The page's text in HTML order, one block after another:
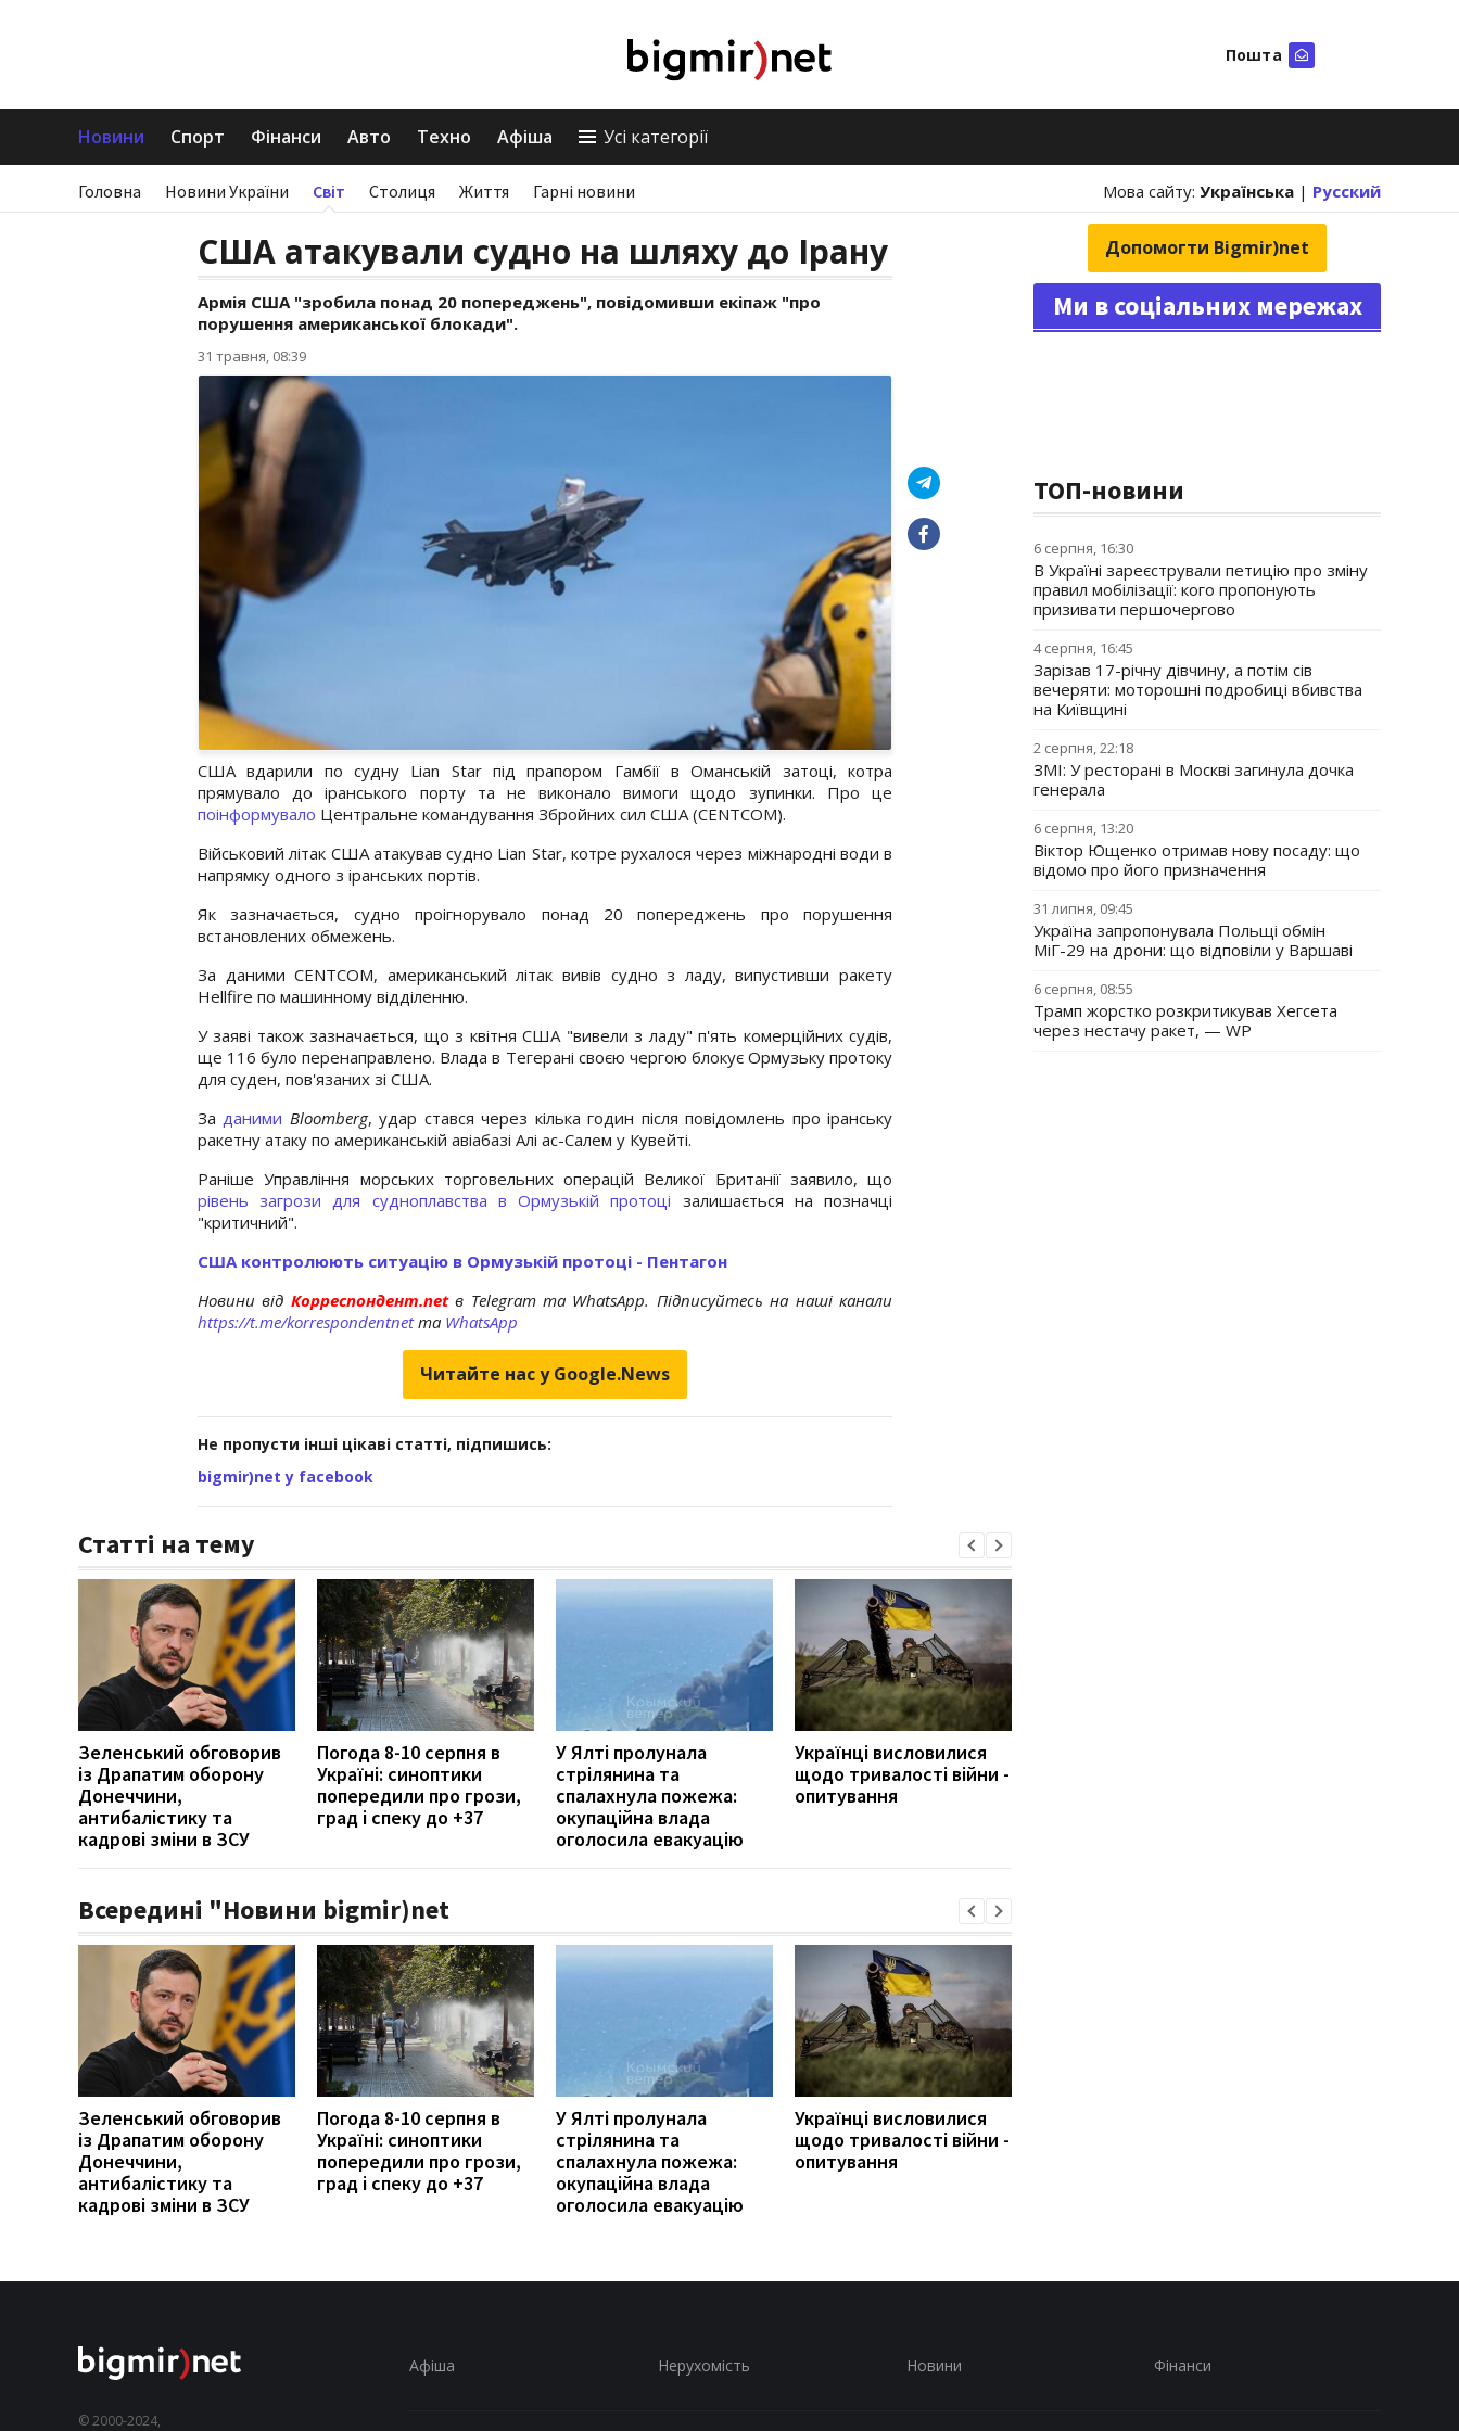
Пошта
Новини Спорт Фінанси Авто Техно Афіша Усі категорії
Головна Новини України Світ Столиця Життя Гарні новини Мова сайту: Українська | Русский
США атакували судно на шляху до Ірану
Армія США "зробила понад 20 попереджень", повідомивши екіпаж "про
порушення американської блокади".
31 травня, 08:39
США вдарили по судну Lian Star під прапором Гамбії в Оманській затоці, котра
прямувало до іранського порту та не виконало вимоги щодо зупинки. Про це
поінформувало Центральне командування Збройних сил США (CENTCOM).
Військовий літак США атакував судно Lian Star, котре рухалося через міжнародні води в
напрямку одного з іранських портів.
Як зазначається, судно проігнорувало понад 20 попереджень про порушення
встановлених обмежень.
За даними CENTCOM, американський літак вивів судно з ладу, випустивши ракету
Hellfire по машинному відділенню.
У заяві також зазначається, що з квітня США "вивели з ладу" п'ять комерційних судів,
ще 116 було перенаправлено. Влада в Тегерані своєю чергою блокує Ормузьку протоку
для суден, пов'язаних зі США.
За даними Bloomberg, удар стався через кілька годин після повідомлень про іранську
ракетну атаку по американській авіабазі Алі ас-Салем у Кувейті.
Раніше Управління морських торговельних операцій Великої Британії заявило, що
рівень загрози для судноплавства в Ормузькій протоці залишається на позначці
"критичний".
США контролюють ситуацію в Ормузькій протоці - Пентагон
Новини від Корреспондент.netв Telegram та WhatsApp. Підписуйтесь на наші канали
https://t.me/korrespondentnetта WhatsApp
Читайте нас у Google.News
Не пропусти інші цікаві статті, підпишись:
bigmir)net у facebook
Статті на тему
Зеленський обговорив
із Драпатим оборону
Донеччини,
антибалістику та
кадрові зміни в ЗСУ
Погода 8-10 серпня в
Україні: синоптики
попередили про грози,
град і спеку до +37
У Ялті пролунала
стрілянина та
спалахнула пожежа:
окупаційна влада
оголосила евакуацію
Українці висловилися
щодо тривалості війни -
опитування
Всередині "Новини bigmir)net
Зеленський обговорив
із Драпатим оборону
Донеччини,
антибалістику та
кадрові зміни в ЗСУ
Погода 8-10 серпня в
Україні: синоптики
попередили про грози,
град і спеку до +37
У Ялті пролунала
стрілянина та
спалахнула пожежа:
окупаційна влада
оголосила евакуацію
Українці висловилися
щодо тривалості війни -
опитування
Допомогти Bigmir)net
Ми в соціальних мережах
ТОП-новини
6 серпня, 16:30
В Україні зареєстрували петицію про зміну
правил мобілізації: кого пропонують
призивати першочергово
4 серпня, 16:45
Зарізав 17-річну дівчину, а потім сів
вечеряти: моторошні подробиці вбивства
на Київщині
2 серпня, 22:18
ЗМІ: У ресторані в Москві загинула дочка
генерала
6 серпня, 13:20
Віктор Ющенко отримав нову посаду: що
відомо про його призначення
31 липня, 09:45
Україна запропонувала Польщі обмін
МіГ-29 на дрони: що відповіли у Варшаві
6 серпня, 08:55
Трамп жорстко розкритикував Хегсета
через нестачу ракет, — WP
© 2000-2024,
Афіша Нерухомість Новини Фінанси